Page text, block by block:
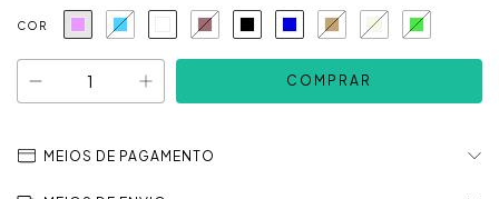
COR
MEIOS DE PAGAMENTO